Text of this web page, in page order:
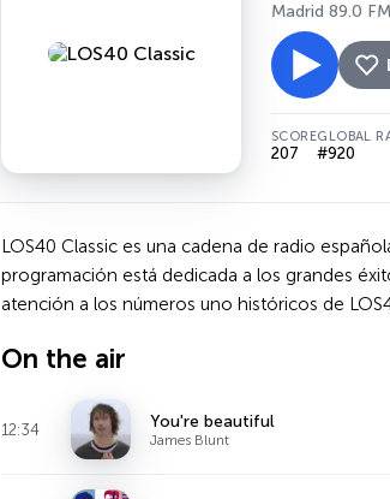
Madrid 89.0 FM
SCORE
207
GLOBAL
#920
LOS40 Classic es una cadena de radio
programación está dedicada a los grandes
atención a los números uno históricos de
On the air
12:34 You're beautiful
James Blunt